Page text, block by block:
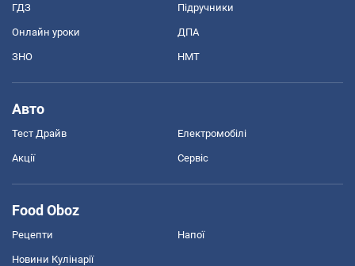
ГДЗ Підручники
Онлайн уроки ДПА
ЗНО НМТ
Авто
Тест Драйв Електромобілі
Акції Сервіс
Food Oboz
Рецепти Напої
Новини Кулінарії